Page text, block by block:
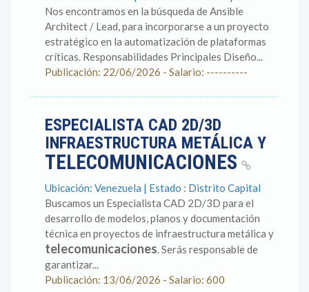
Nos encontramos en la búsqueda de Ansible
Architect / Lead, para incorporarse a un proyecto
estratégico en la automatización de plataformas
críticas. Responsabilidades Principales Diseño...
Publicación: 22/06/2026 - Salario: ----------
ESPECIALISTA CAD 2D/3D
INFRAESTRUCTURA METÁLICA Y
TELECOMUNICACIONES
Ubicación: Venezuela | Estado : Distrito Capital
Buscamos un Especialista CAD 2D/3D para el
desarrollo de modelos, planos y documentación
técnica en proyectos de infraestructura metálica y
telecomunicaciones. Serás responsable de
garantizar...
Publicación: 13/06/2026 - Salario: 600